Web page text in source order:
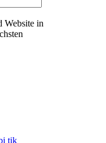
Website in